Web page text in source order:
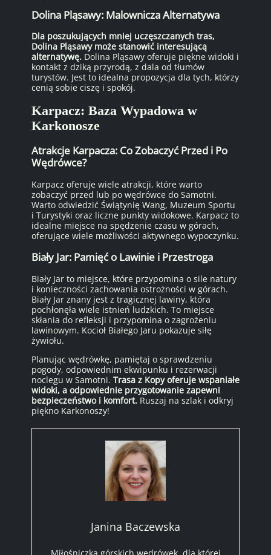
Dolina Pląsawy: Malownicza Alternatywa
Dla poszukujących mniej uczęszczanych tras,
Dolina Pląsawy może stanowić interesującą
alternatywę. Dolina Pląsawy oferuje piękne widoki i
kontakt z dziką przyrodą, z dala od tłumów
turystów. Jest to idealna propozycja dla tych, którzy
cenią sobie ciszę i spokój.
Karpacz: Baza Wypadowa w
Karkonosze
Atrakcje Karpacza: Co Zobaczyć Przed i Po
Wędrówce?
Karpacz oferuje wiele atrakcji, które warto
zobaczyć przed lub po wędrówce do Samotni.
Warto odwiedzić Świątynię Wang, Muzeum Sportu
i Turystyki oraz liczne punkty widokowe. Karpacz to
idealne miejsce na spędzenie czasu w górach,
oferujące wiele możliwości aktywnego wypoczynku.
Biały Jar: Pamięć o Lawinie i Przestroga
Biały Jar to miejsce, które przypomina o sile natury
i konieczności zachowania ostrożności w górach.
Biały Jar znany jest z tragicznej lawiny, która
pochłonęła wiele istnień ludzkich. To miejsce
skłania do refleksji i przypomina o zagrożeniu
lawinowym. Kocioł Białego Jaru pokazuje siłę
żywiołu.
Planując wędrówkę, pamiętaj o sprawdzeniu
pogody, odpowiednim ekwipunku i rezerwacji
noclegu w Samotni. Trasa z Kopy oferuje wspaniałe
widoki, a odpowiednie przygotowanie zapewni
bezpieczeństwo i komfort. Ruszaj na szlak i odkryj
piękno Karkonoszy!
Janina Baczewska